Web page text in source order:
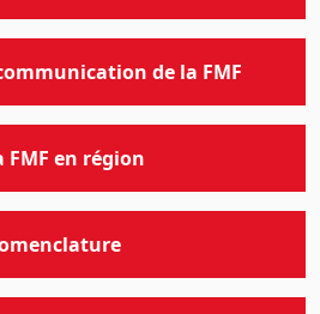
de la FMF
FMF en région